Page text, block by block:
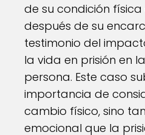
de su condición
después de su
testimonio del
la vida en prisión en
persona. Este caso
importancia de
cambio físico, sino
emocional que la